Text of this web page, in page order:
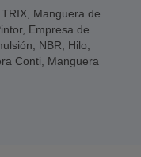
, Manguera de
, Empresa de
, NBR, Hilo,
Conti, Manguera